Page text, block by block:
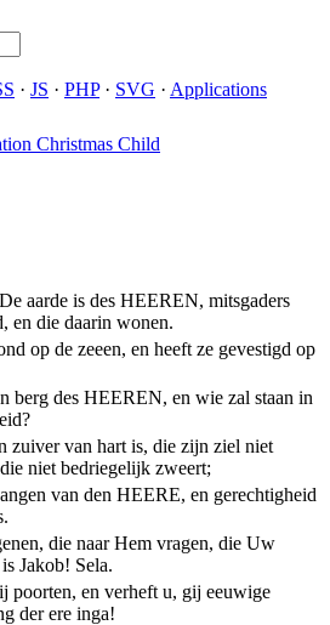
· JS · PHP· SVG · Applications
aarde is des HEEREN, mitsgaders
en die daarin wonen.
op de zeeen, en heeft ze gevestigd op
berg des HEEREN, en wie zal staan in
zuiver van hart is, die zijn ziel niet
niet bedriegelijk zweert;
van den HEERE, en gerechtigheid
die naar Hem vragen, die Uw
Jakob! Sela.
poorten, en verheft u, gij eeuwige
der ere inga!